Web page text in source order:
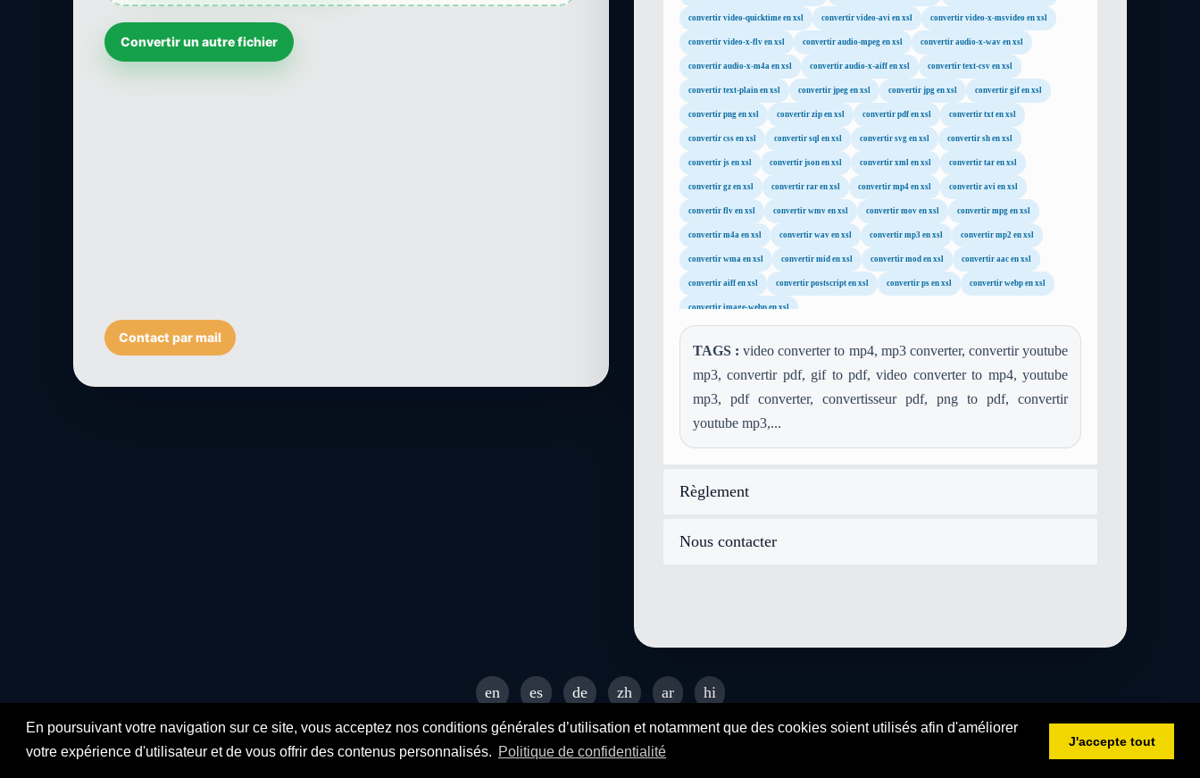
En poursuivant votre navigation sur ce site, vous acceptez nos conditions générales d’utilisation et notamment que des cookies soient utilisés afin d'améliorer
votre expérience d'utilisateur et de vous offrir des contenus personnalisés. Politique de confidentialité
J'accepte tout
Convertir un autre fichier
Contact par mail
convertir video-quicktime en xsl convertir video-avi en xsl convertir video-x-msvideo en xsl
convertir video-x-flv en xsl convertir audio-mpeg en xsl convertir audio-x-wav en xsl
convertir audio-x-m4a en xsl convertir audio-x-aiff en xsl convertir text-csv en xsl
convertir text-plain en xsl convertir jpeg en xsl convertir jpg en xsl convertir gif en xsl
convertir png en xsl convertir zip en xsl convertir pdf en xsl convertir txt en xsl
convertir css en xsl convertir sql en xsl convertir svg en xsl convertir sh en xsl
convertir js en xsl convertir json en xsl convertir xml en xsl convertir tar en xsl
convertir gz en xsl convertir rar en xsl convertir mp4 en xsl convertir avi en xsl
convertir flv en xsl convertir wmv en xsl convertir mov en xsl convertir mpg en xsl
convertir m4a en xsl convertir wav en xsl convertir mp3 en xsl convertir mp2 en xsl
convertir wma en xsl convertir mid en xsl convertir mod en xsl convertir aac en xsl
convertir aiff en xsl convertir postscript en xsl convertir ps en xsl convertir webp en xsl
convertir image-webp en xsl
TAGS : video converter to mp4, mp3 converter, convertir youtube
mp3, convertir pdf, gif to pdf, video converter to mp4, youtube
mp3, pdf converter, convertisseur pdf, png to pdf, convertir
youtube mp3,...
Règlement
Nous contacter
en es de zh ar
hi
© 2026 SENDEYO - All rights reserved